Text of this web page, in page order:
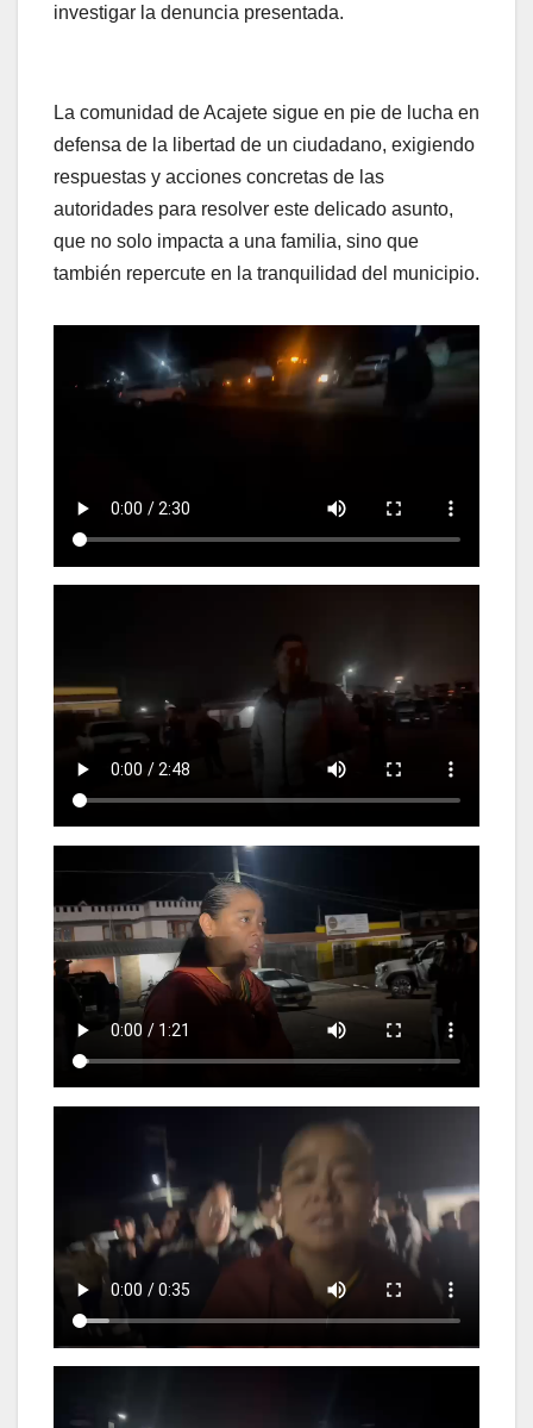
investigar la denuncia presentada.
La comunidad de Acajete sigue en pie de lucha en
defensa de la libertad de un ciudadano, exigiendo
respuestas y acciones concretas de las
autoridades para resolver este delicado asunto,
que no solo impacta a una familia, sino que
también repercute en la tranquilidad del municipio.